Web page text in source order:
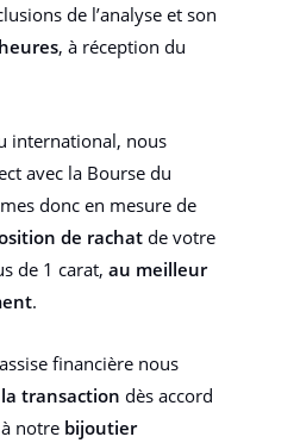
de l’analyse et son
, à réception du
international, nous
avec la Bourse du
donc en mesure de
de rachatde votre
de 1 carat, au meilleur
.
financière nous
transaction dès accord
notre bijoutier